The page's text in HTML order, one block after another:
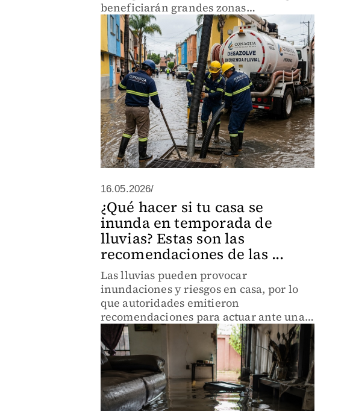
beneficiarán grandes zonas
históricamente afectadas
16.05.2026/
¿Qué hacer si tu casa se
inunda en temporada de
lluvias? Estas son las
recomendaciones de las ...
Las lluvias pueden provocar
inundaciones y riesgos en casa, por lo
que autoridades emitieron
recomendaciones para actuar ante una
emergencia.